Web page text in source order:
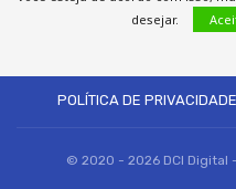
POLÍTICA DE PRIVACIDADE
© 2020 - 2026 DCI Digital
desejar.